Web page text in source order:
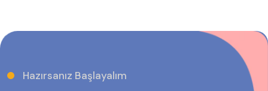
Hazırsanız Başlayalım